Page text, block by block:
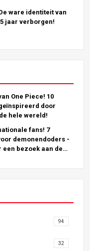
ware identiteit van
jaar verborgen!
One Piece! 10
door
hele wereld!
fans! 7
demonendoders -
een bezoek aan de
94
32